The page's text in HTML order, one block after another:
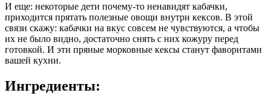
И еще: некоторые дети почему-то ненавидят кабачки,
приходится прятать полезные овощи внутри кексов. В этой
связи скажу: кабачки на вкус совсем не чувствуются, а чтобы
их не было видно, достаточно снять с них кожуру перед
готовкой. И эти пряные морковные кексы станут фаворитами
вашей кухни.
Ингредиенты: